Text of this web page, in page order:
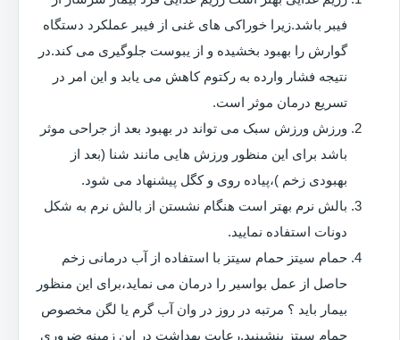
فیبر باشد.زیرا خوراکی های غنی از فیبر عملکرد دستگاه
گوارش را بهبود بخشیده و از یبوست جلوگیری می کند.در
نتیجه فشار وارده به رکتوم کاهش می یابد و این امر در
تسریع درمان موثر است.
ورزش ورزش سبک می تواند در بهبود بعد از جراحی موثر
باشد برای این منظور ورزش هایی مانند شنا (بعد از
بهبودی زخم )،پیاده روی و کگل پیشنهاد می شود.
بالش نرم بهتر است هنگام نشستن از بالش نرم به شکل
دونات استفاده نمایید.
حمام سیتز حمام سیتز با استفاده از آب درمانی زخم
حاصل از عمل بواسیر را درمان می نماید،برای این منظور
بیمار باید ؟ مرتبه در روز در وان آب گرم یا لگن مخصوص
حمام سیتز بنشینید.رعایت بهداشت در این زمینه ضروری